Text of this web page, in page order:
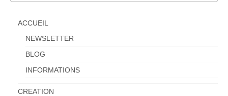
ACCUEIL
NEWSLETTER
BLOG
INFORMATIONS
CREATION